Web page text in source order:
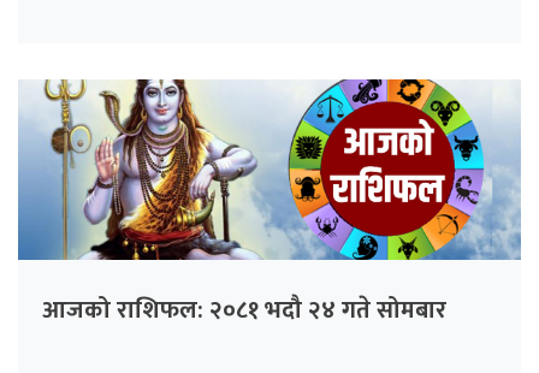
आजको राशिफल: २०८१ भदौ २४ गते सोमबार